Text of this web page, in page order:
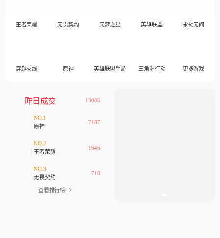
王者荣耀 无畏契约 元梦之星 英雄联盟 永劫无间
穿越火线 原神 英雄联盟手游 三角洲行动 更多游戏
昨日成交 13086
NO.1
原神
7187
NO.2
王者荣耀
1646
NO.3
无畏契约
716
查看排行榜 